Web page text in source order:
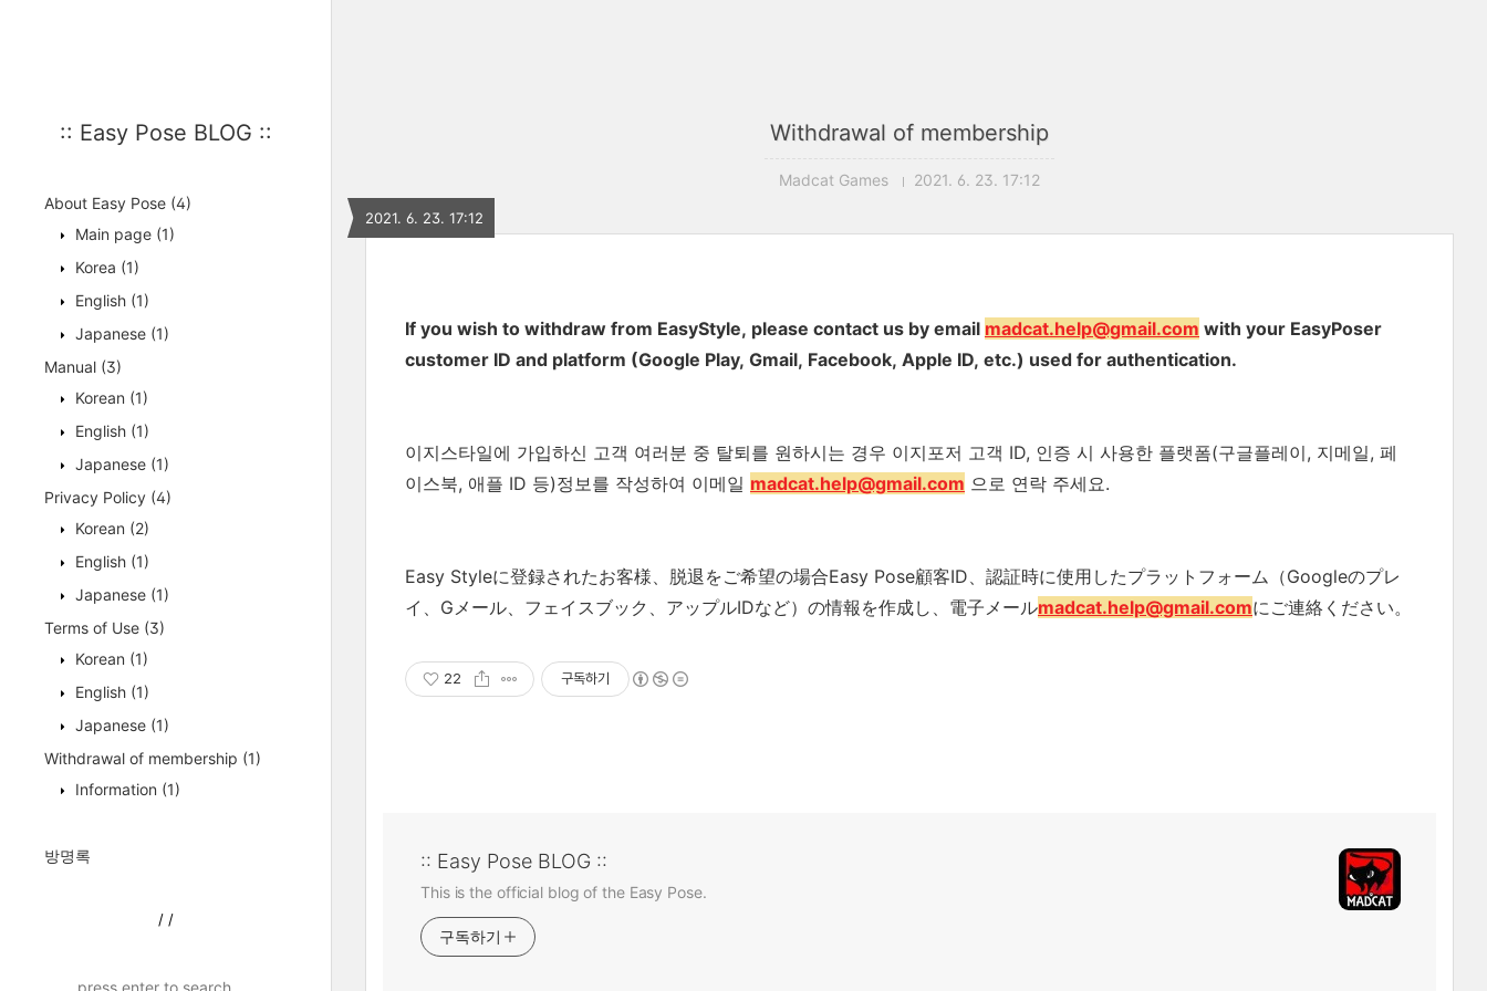
:: Easy Pose BLOG ::
About Easy Pose (4)
Main page (1)
Korea (1)
English (1)
Japanese (1)
Manual (3)
Korean (1)
English (1)
Japanese (1)
Privacy Policy (4)
Korean (2)
English (1)
Japanese (1)
Terms of Use (3)
Korean (1)
English (1)
Japanese (1)
Withdrawal of membership (1)
Information (1)
방명록
/ /
Withdrawal of membership
Madcat Games 2021. 6. 23. 17:12
2021. 6. 23. 17:12
If you wish to withdraw from EasyStyle, please contact us by email madcat.help@gmail.com with your EasyPoser
customer ID and platform (Google Play, Gmail, Facebook, Apple ID, etc.) used for authentication.
이지스타일에 가입하신 고객 여러분 중 탈퇴를 원하시는 경우 이지포저 고객 ID, 인증 시 사용한 플랫폼(구글플레이, 지메일, 페
이스북, 애플 ID 등)정보를 작성하여 이메일 madcat.help@gmail.com 으로 연락 주세요.
Easy Styleに登録されたお客様、脱退をご希望の場合Easy Pose顧客ID、認証時に使用したプラットフォーム（Googleのプレ
イ、Gメール、フェイスブック、アップルIDなど）の情報を作成し、電子メールmadcat.help@gmail.comにご連絡ください。
22 구독하기
:: Easy Pose BLOG ::
This is the official blog of the Easy Pose.
구독하기